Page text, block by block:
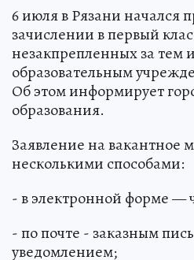
6 июля в Рязани начался
зачислении в первый
незакпрепленных за тем
образовательным
Об этом информирует
образования.
Заявление на вакантное
несколькими способами:
- в электронной форме —
- по почте - заказным
уведомлением;